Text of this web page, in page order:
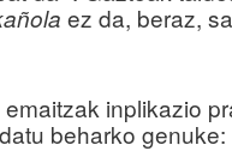
ez da, beraz,
inplikazio
beharko